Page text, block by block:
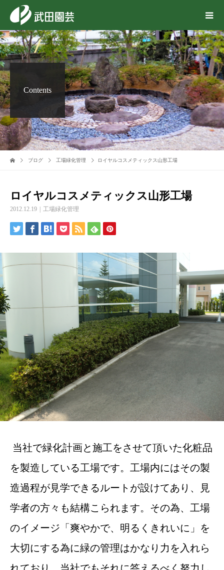
Contents
ブログ 工場緑化管理 ロイヤルコスメティックス山形工場
ロイヤルコスメティックス山形工場
2012.12.19 工場緑化管理
当社で緑化計画と施工をさせて頂いた化粧品
を製造している工場です。工場内にはその製
造過程が見学できるルートが設けてあり、見
学者の方々も結構こられます。その為、工場
のイメージ「爽やかで、明るくきれいに」を
大切にする為に緑の管理はかなり力を入れら